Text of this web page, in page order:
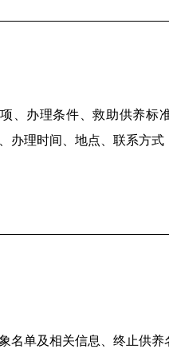
、办理条件、救助供养标
办理时间、地点、联系方式
名单及相关信息、终止供养